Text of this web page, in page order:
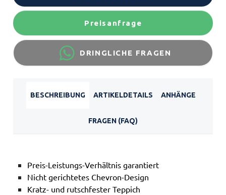
Preisanfrage
DRINGLICHE FRAGEN
BESCHREIBUNG ARTIKELDETAILS ANHÄNGE
FRAGEN (FAQ)
Preis-Leistungs-Verhältnis garantiert
Nicht gerichtetes Chevron-Design
Kratz- und rutschfester Teppich